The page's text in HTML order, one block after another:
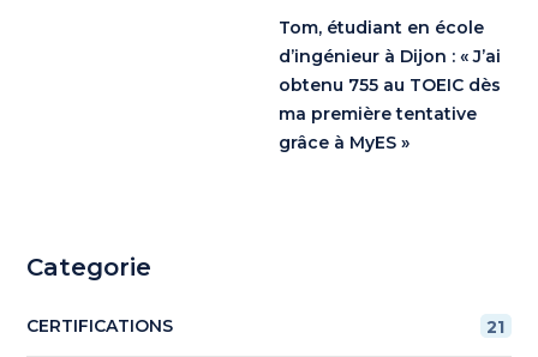
Tom, étudiant en école
d’ingénieur à Dijon : « J’ai
obtenu 755 au TOEIC dès
ma première tentative
grâce à MyES »
Categorie
CERTIFICATIONS 21